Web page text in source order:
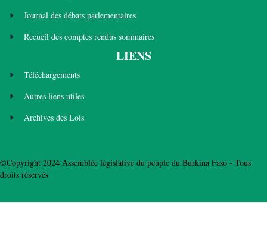
Journal des débats parlementaires
Recueil des comptes rendus sommaires
LIENS
Téléchargements
Autres liens utiles
Archives des Lois
©Copyright 2024 Assemblée législative du peuple du Burkina Faso - Tous
droits réservés